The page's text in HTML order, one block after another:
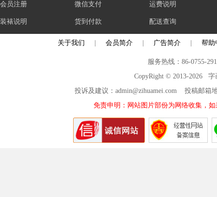
会员注册
装裱说明
微信支付
货到付款
运费说明
配送查询
关于我们 会员简介 广告简介 帮助
服务热线：86-0755-
CopyRight © 2013-2026 字
投诉及建议：admin@zihuamei.com 投稿邮
免责申明：网站图片部份为网络收集，